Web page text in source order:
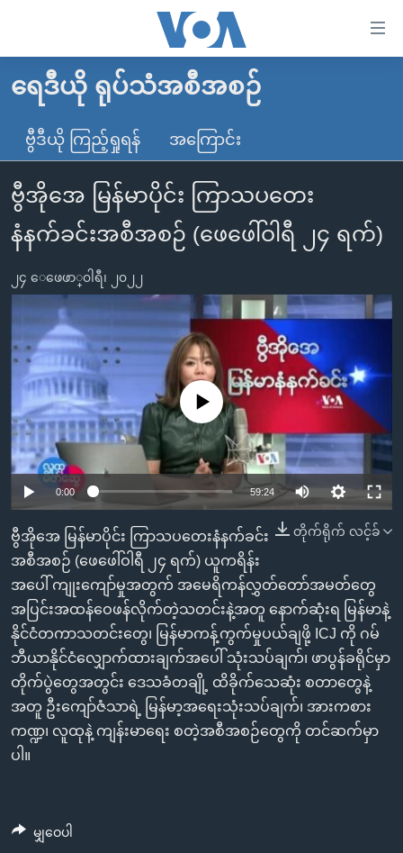
လွယ်ကူ
သည့်
Link
များ
ပင်မ
သို့
ကျော်
ရန်
ပင်မ
ညွန်း
စာမျက်နှာ
ကျော်
ကြည့်
ရန်
ရှာဖွေ
ရန်
နေရာ
သို့
ကျော်
ရန်
မူလစာမျက်နှာ
မြန်မာ
ကမ္ဘာ့သတင်းများ
နိုင်ငံတကာ
အမေရိကန်
အစ္စရေး-ပါလက်စတိုင်း
ဗွီဒီယို
သတင်းလွတ်လပ်ခွင့်
ရပ်ဝန်းတခု လမ်းတခု အလွန်
အင်္ဂလိပ်စာလေ့လာမယ်
အမေရိကန်သုံးအီဒီယံ
မကြေးမုံရဲ့ အင်္ဂလိပ်စာ
ရုပ်ရှင်ထဲက အင်္ဂလိပ်စာ
သုတပဒေသာ အင်္ဂလိပ်စာ
အပတ်စဉ်ကဏ္ဍများ
ရေဒီယို
တီဗွီ
ရေဒီယိုနှင့်ရုပ်သံ အချက်အလက်များ
ရေဒီယို/တီဗွီအစီအစဉ်
Learning English
ဗွီအိုအေ လူမှုကွန်ယက်များ
ဘာသာစကားများ
ရေဒီယို ရုပ်သံအစီအစဉ်
ဗွီဒီယို ကြည့်ရှုရန် အကြောင်း
ဗွီအိုအေ မြန်မာပိုင်း ကြာသပတေး
နံနက်ခင်းအစီအစဉ် (ဖေဖေါ်ဝါရီ ၂၄ ရက်)
၂၄ ေဖေဖာ္၀ါရီ၊ ၂၀၂၂
No media source currently available
0:00 59:24
တိုက်ရိုက် လင့်ခ်
ဗွီအိုအေ မြန်မာပိုင်း ကြာသပတေးနံနက်ခင်း
အစီအစဉ် (ဖေဖေါ်ဝါရီ ၂၄ ရက်) ယူကရိန်း
အပေါ် ကျုးကျော်မှုအတွက် အမေရိကန်လွှတ်တော်အမတ်တွေ
အပြင်းအထန်ဝေဖန်လိုက်တဲ့သတင်းနဲ့အတူ နောက်ဆုံးရ မြန်မာနဲ့
နိုင်ငံတကာသတင်းတွေ၊ မြန်မာကန့်ကွက်မှုပယ်ချဖို့ ICJ ကို ဂမ်
ဘီယာနိုင်ငံလျှောက်ထားချက်အပေါ် သုံးသပ်ချက်၊ ဖာပွန်ခရိုင်မှာ
တိုက်ပွဲတွေအတွင်း ဒေသခံတချို့ ထိခိုက်သေဆုံး စတာတွေနဲ့
အတူ ဦးကျော်ဇံသာရဲ့ မြန်မာ့အရေးသုံးသပ်ချက်၊ အားကစား
ကဏ္ဍ၊ လူထုနဲ့ ကျန်းမာရေး စတဲ့အစီအစဉ်တွေကို တင်ဆက်မှာ
ပါ။
မျှဝေပါ